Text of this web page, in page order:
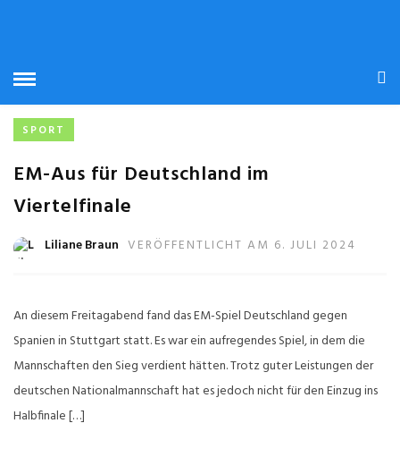
SPORT
EM-Aus für Deutschland im
Viertelfinale
Liliane Braun VERÖFFENTLICHT AM 6. JULI 2024
An diesem Freitagabend fand das EM-Spiel Deutschland gegen
Spanien in Stuttgart statt. Es war ein aufregendes Spiel, in dem die
Mannschaften den Sieg verdient hätten. Trotz guter Leistungen der
deutschen Nationalmannschaft hat es jedoch nicht für den Einzug ins
Halbfinale […]